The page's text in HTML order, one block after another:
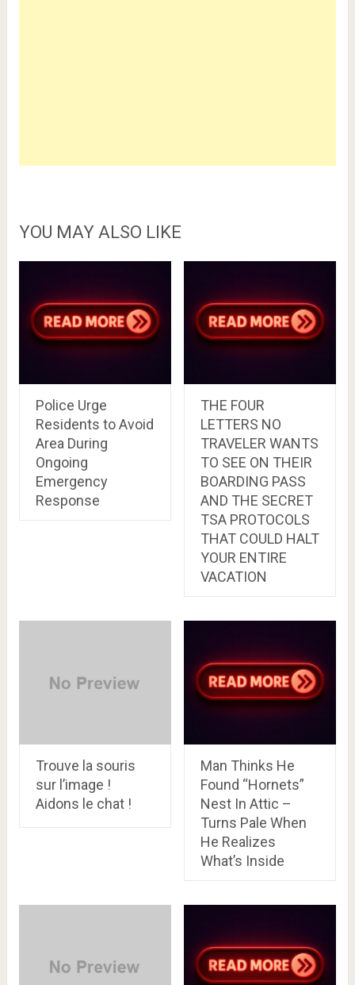
YOU MAY ALSO LIKE
Police Urge
Residents to Avoid
Area During
Ongoing
Emergency
Response
THE FOUR
LETTERS NO
TRAVELER WANTS
TO SEE ON THEIR
BOARDING PASS
AND THE SECRET
TSA PROTOCOLS
THAT COULD HALT
YOUR ENTIRE
VACATION
Trouve la souris
sur l’image !
Aidons le chat !
Man Thinks He
Found “Hornets”
Nest In Attic –
Turns Pale When
He Realizes
What’s Inside